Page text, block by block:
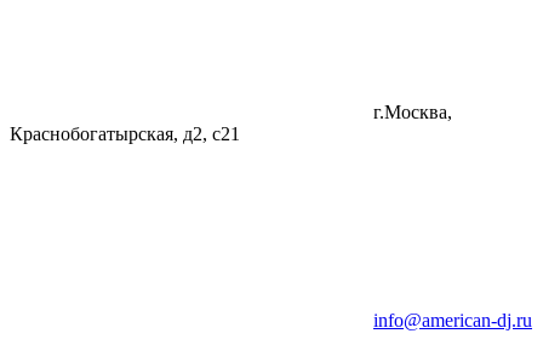
г.Москва,
Краснобогатырская, д2, с21
info@american-dj.ru